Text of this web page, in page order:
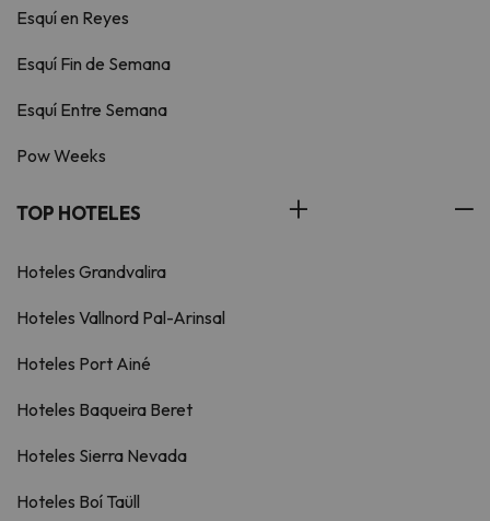
Esquí en Reyes
Esquí Fin de Semana
Esquí Entre Semana
Pow Weeks
TOP HOTELES
Hoteles Grandvalira
Hoteles Vallnord Pal-Arinsal
Hoteles Port Ainé
Hoteles Baqueira Beret
Hoteles Sierra Nevada
Hoteles Boí Taüll